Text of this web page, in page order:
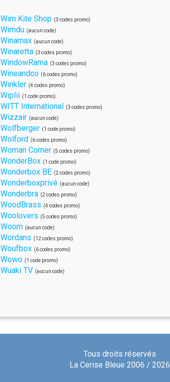
Wim Kite Shop (3 codes promo)
Wimdu (aucun code)
Winamax (aucun code)
Winaretta (3 codes promo)
WindowRama (3 codes promo)
Wineandco (6 codes promo)
Winkler (4 codes promo)
Wiplii (1 code promo)
WITT International (3 codes promo)
Wizzair (aucun code)
Wolfberger (1 code promo)
Wolford (6 codes promo)
Woman Corner (5 codes promo)
WonderBox (1 code promo)
Wonderbox BE (2 codes promo)
Wonderboxprivé (aucun code)
Wonderbra (2 codes promo)
WoodBrass (4 codes promo)
Woolovers (5 codes promo)
Woom (aucun code)
Wordans (12 codes promo)
Woufbox (6 codes promo)
Wowo (1 code promo)
Wuaki TV (aucun code)
Tous droits réservés
La Cerise Bleue 2006 / 2026